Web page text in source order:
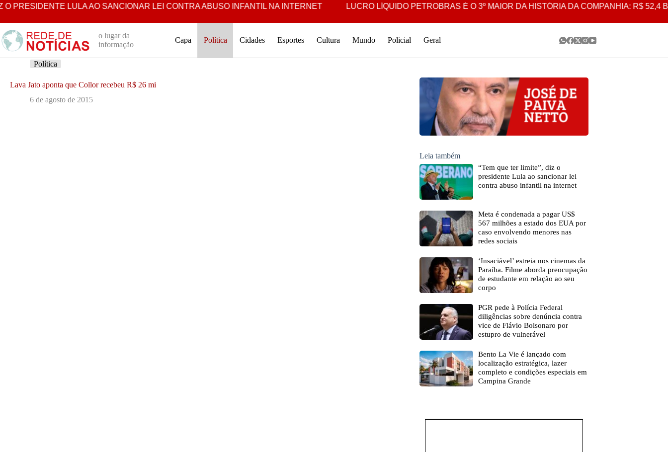
Pular
o
conteúdo
LULA AO SANCIONAR LEI CONTRA ABUSO INFANTIL NA INTERNET LUCRO LÍQUIDO PETROBRAS É O 3º MAIOR DA HISTÓRIA DA COMPANHIA: R$ 52,4 BILHÕES
o lugar da
informação
Capa Política Cidades Esportes Cultura Mundo Policial Geral
Política
Lava Jato aponta que Collor recebeu R$ 26 mi
6 de agosto de 2015
Leia também
“Tem que ter limite”, diz o
presidente Lula ao sancionar lei
contra abuso infantil na internet
Meta é condenada a pagar US$
567 milhões a estado dos EUA por
caso envolvendo menores nas
redes sociais
‘Insaciável’ estreia nos cinemas da
Paraíba. Filme aborda preocupação
de estudante em relação ao seu
corpo
PGR pede à Polícia Federal
diligências sobre denúncia contra
vice de Flávio Bolsonaro por
estupro de vulnerável
Bento La Vie é lançado com
localização estratégica, lazer
completo e condições especiais em
Campina Grande